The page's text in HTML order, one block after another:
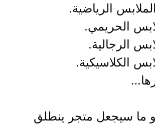
الرياضية.
الحريمي.
الرجالية.
الكلاسيكية.
ما سيجعل متجر ينطلق